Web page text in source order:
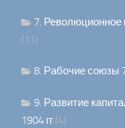
7. Революционное
(11)
8. Рабочие союзы
9. Развитие
1904 гг (4)